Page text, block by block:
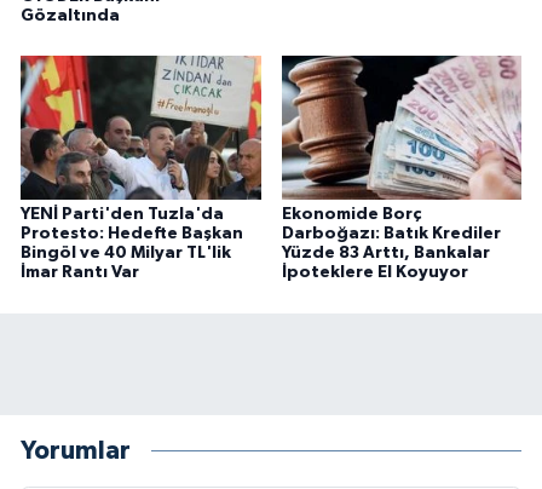
Gözaltında
YENİ Parti'den Tuzla'da
Protesto: Hedefte Başkan
Bingöl ve 40 Milyar TL'lik
İmar Rantı Var
Ekonomide Borç
Darboğazı: Batık Krediler
Yüzde 83 Arttı, Bankalar
İpoteklere El Koyuyor
Yorumlar